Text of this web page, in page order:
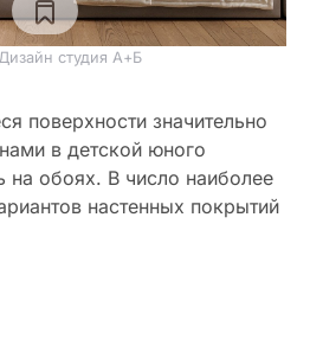
студия А+Б
поверхности значительно
в детской юного
на обоях. В число наиболее
настенных покрытий